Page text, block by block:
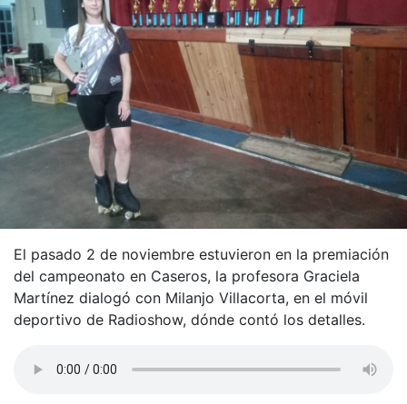
El pasado 2 de noviembre estuvieron en la premiación
del campeonato en Caseros, la profesora Graciela
Martínez dialogó con Milanjo Villacorta, en el móvil
deportivo de Radioshow, dónde contó los detalles.